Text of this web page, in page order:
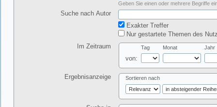
Geben Sie einen oder mehrere Begriffe
Suche nach Autor
Exakter Treffer
Nur gestartete Themen des
Im Zeitraum
von:
Tag Monat Jahr
Ergebnisanzeige Sortieren nach